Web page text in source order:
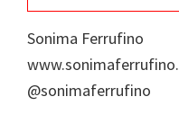
Sonima Ferrufino
@sonimaferrufino